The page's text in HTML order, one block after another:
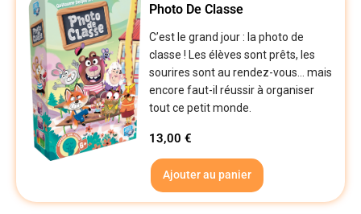
Photo De Classe
C’est le grand jour : la photo de
classe ! Les élèves sont prêts, les
sourires sont au rendez-vous… mais
encore faut-il réussir à organiser
tout ce petit monde.
13,00€
Ajouter au panier